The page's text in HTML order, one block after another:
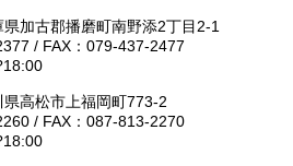
加古郡播磨町南野添2丁目2-1
/ FAX：079-437-2477
高松市上福岡町773-2
/ FAX：087-813-2270